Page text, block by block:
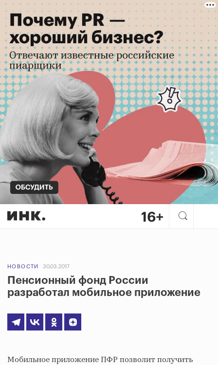
НОВОСТИ 30.03.2017
Пенсионный фонд России
разработал мобильное приложение
Мобильное приложение ПФР позволит получить